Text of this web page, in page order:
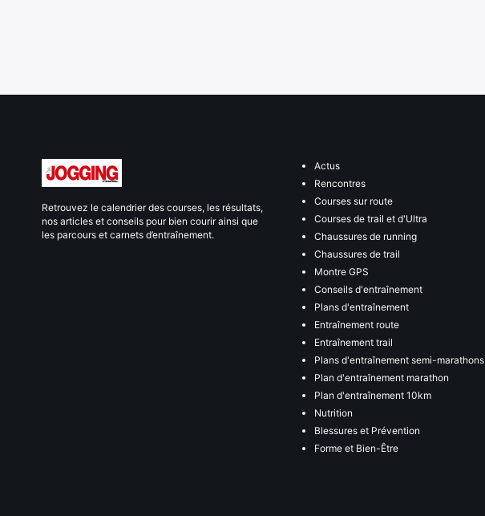
Retrouvez le calendrier des courses, les résultats,
nos articles et conseils pour bien courir ainsi que
les parcours et carnets d’entraînement.
Actus
Rencontres
Courses sur route
Courses de trail et d'Ultra
Chaussures de running
Chaussures de trail
Montre GPS
Conseils d'entraînement
Plans d'entraînement
Entraînement route
Entraînement trail
Plans d'entraînement semi-marathons
Plan d'entraînement marathon
Plan d'entraînement 10km
Nutrition
Blessures et Prévention
Forme et Bien-Être